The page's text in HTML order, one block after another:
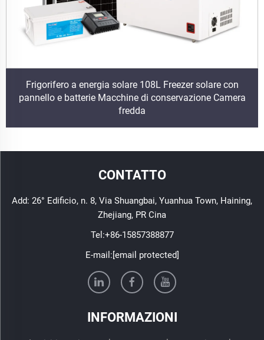
Frigorifero a energia solare 108L Freezer solare con
pannello e batterie Macchine di conservazione Camera
fredda
CONTATTO
Add: 26° Edificio, n. 8, Via Shuangbai, Yuanhua Town, Haining,
Zhejiang, PR Cina
Tel:+86-15857388877
E-mail:[email protected]
INFORMAZIONI